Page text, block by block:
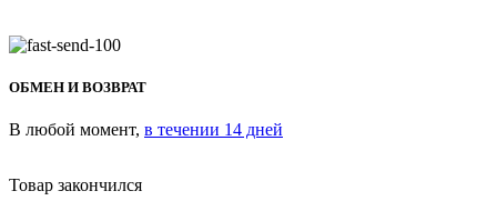
ОБМЕН И ВОЗВРАТ
В любой момент, в течении 14 дней
Товар закончился